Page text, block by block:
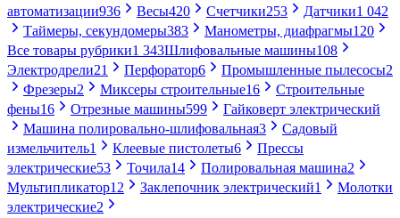
автоматизации936 Весы420 Счетчики253 Датчики1 042
Таймеры, секундомеры383 Манометры, диафрагмы120
Все товары рубрики1 343Шлифовальные машины108
Электродрели21 Перфоратор6 Промышленные пылесосы2
Фрезеры2 Миксеры строительные16
Строительные
фены16 Отрезные машины599
Гайковерт электрический
Машина полировально-шлифовальная3
Садовый
измельчитель1 Клеевые пистолеты6
Прессы
электрические53 Точила14 Полировальная машина2
Мультипликатор12 Заклепочник электрический1
Молотки
электрические2